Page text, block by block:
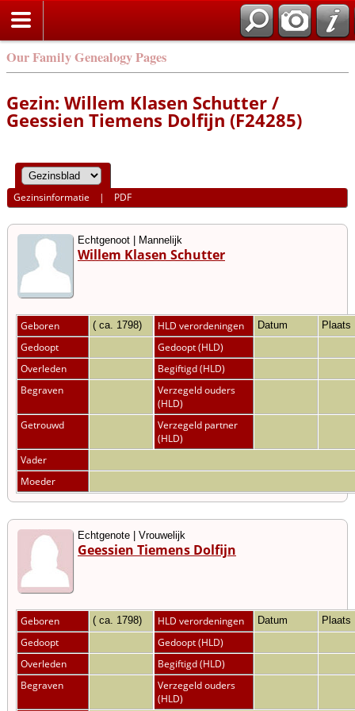
Our Family Genealogy Pages
Gezin: Willem Klasen Schutter /
Geessien Tiemens Dolfijn (F24285)
Gezinsinformatie | PDF
Echtgenoot | Mannelijk
Willem Klasen Schutter
Geboren ( ca. 1798) HLD verordeningen Datum Plaats
Gedoopt
Gedoopt (HLD)
Overleden
Begiftigd (HLD)
Begraven
Verzegeld ouders
(HLD)
Getrouwd
Verzegeld partner
(HLD)
Vader
Moeder
Echtgenote | Vrouwelijk
Geessien Tiemens Dolfijn
Geboren ( ca. 1798) HLD verordeningen Datum Plaats
Gedoopt
Gedoopt (HLD)
Overleden
Begiftigd (HLD)
Begraven
Verzegeld ouders
(HLD)